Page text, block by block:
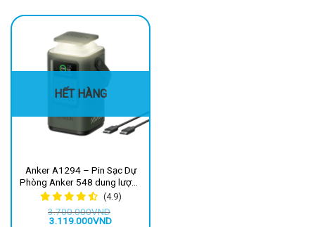
HẾT HÀNG
Anker A1294 – Pin Sạc Dự
Phòng Anker 548 dung lượng
60000mAh, 192Wh, 2 USB-A,
2 USB-C, 87W, có quai xách,
đèn SOS đi kèm
(4.9)
3.700.000VND
Giá
3.119.000VNDGiá